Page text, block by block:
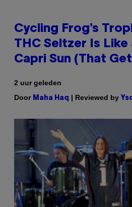
Cycling Frog’s
THC Seltzer Is Like
Capri Sun (That
2 uur geleden
Door Maha Haq | Reviewed by